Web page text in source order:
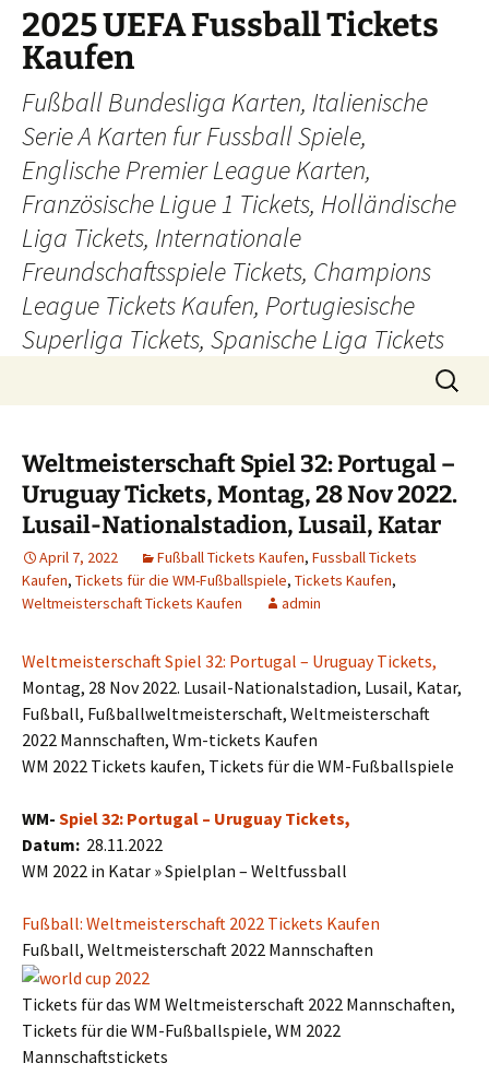
Skip
content
2025 UEFA Fussball Tickets
Kaufen
Fußball Bundesliga Karten, Italienische
Serie A Karten fur Fussball Spiele,
Englische Premier League Karten,
Französische Ligue 1 Tickets, Holländische
Liga Tickets, Internationale
Freundschaftsspiele Tickets, Champions
League Tickets Kaufen, Portugiesische
Superliga Tickets, Spanische Liga Tickets
Search
for:
Weltmeisterschaft Spiel 32: Portugal –
Uruguay Tickets, Montag, 28 Nov 2022.
Lusail-Nationalstadion, Lusail, Katar
April 7, 2022 Fußball Tickets Kaufen, Fussball Tickets
Kaufen, Tickets für die WM-Fußballspiele, Tickets Kaufen,
Weltmeisterschaft Tickets Kaufen
admin
Weltmeisterschaft Spiel 32: Portugal – Uruguay Tickets,
Montag, 28 Nov 2022. Lusail-Nationalstadion, Lusail, Katar,
Fußball, Fußballweltmeisterschaft, Weltmeisterschaft
2022 Mannschaften, Wm-tickets Kaufen
WM 2022 Tickets kaufen, Tickets für die WM-Fußballspiele
WM- Spiel 32: Portugal – Uruguay Tickets,
Datum: 28.11.2022
WM 2022 in Katar » Spielplan – Weltfussball
Fußball: Weltmeisterschaft 2022 Tickets Kaufen
Fußball, Weltmeisterschaft 2022 Mannschaften
Tickets für das WM Weltmeisterschaft 2022 Mannschaften,
Tickets für die WM-Fußballspiele, WM 2022
Mannschaftstickets